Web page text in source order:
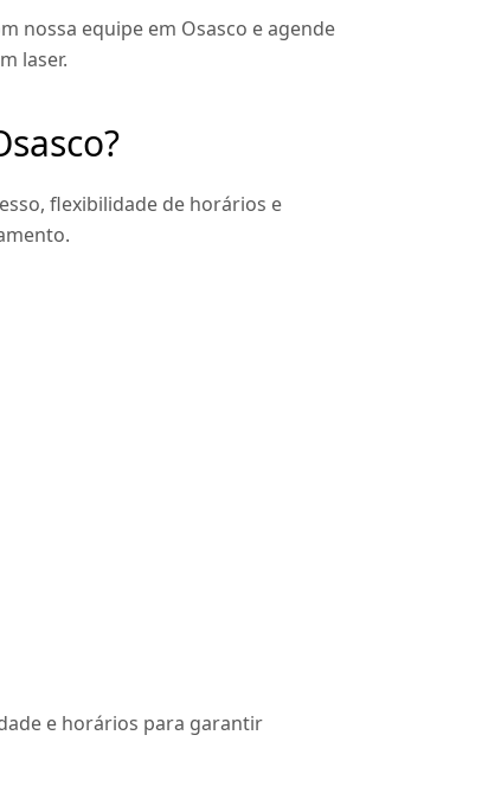
nossa equipe em Osasco e agende
laser.
flexibilidade de horários e
e horários para garantir